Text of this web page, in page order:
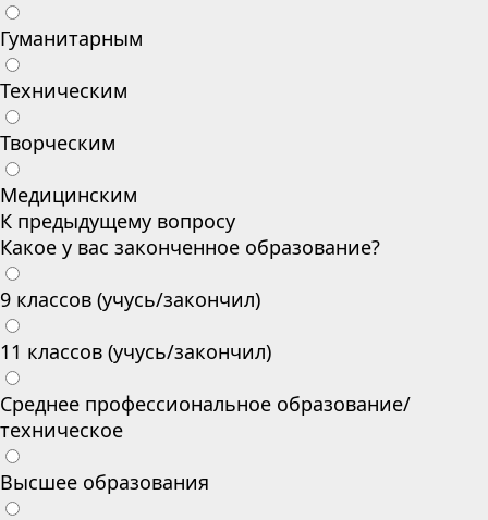
Гуманитарным
Техническим
Творческим
Медицинским
К предыдущему вопросу
Какое у вас законченное образование?
9 классов (учусь/закончил)
11 классов (учусь/закончил)
Среднее профессиональное образование/
техническое
Высшее образования